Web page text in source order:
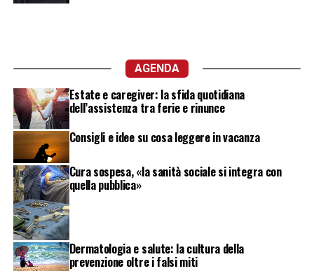
AGENDA
Estate e caregiver: la sfida quotidiana
dell’assistenza tra ferie e rinunce
Consigli e idee su cosa leggere in vacanza
Cura sospesa, «la sanità sociale si integra con
quella pubblica»
Dermatologia e salute: la cultura della
prevenzione oltre i falsi miti